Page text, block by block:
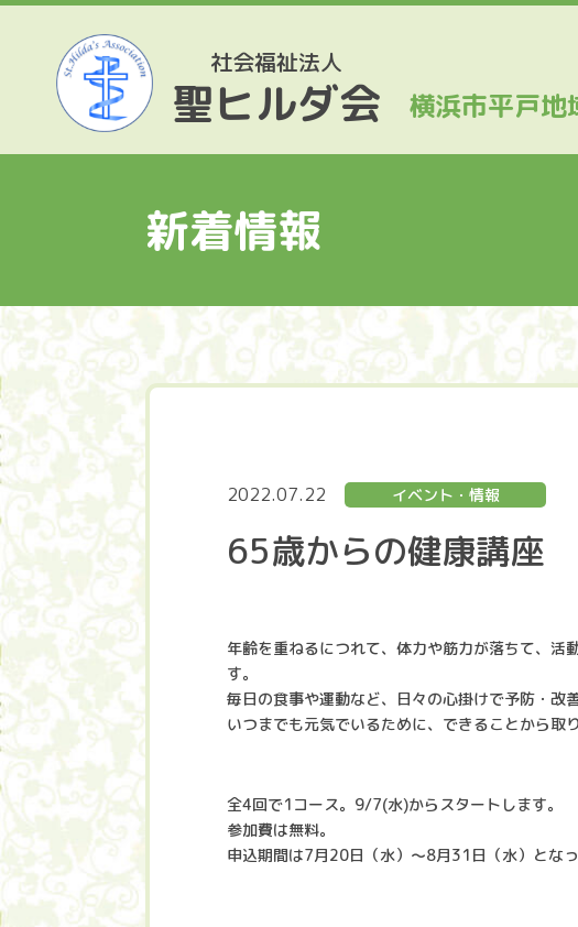
社会福祉法人
聖ヒルダ会 横浜市平戸地
新着情報
2022.07.22 イベント・情報
65歳からの健康講座
年齢を重ねるにつれて、体力や筋力が落ちて、活
す。
毎日の食事や運動など、日々の心掛けで予防・改
いつまでも元気でいるために、できることから取
全4回で1コース。9/7(水)からスタートします。
参加費は無料。
申込期間は7月20日（水）～8月31日（水）となっ